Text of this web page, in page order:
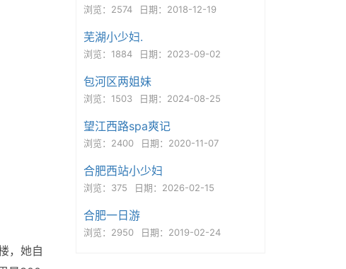
，她自
浏览：2574 日期：2018-12-19
芜湖小少妇.
浏览：1884 日期：2023-09-02
包河区两姐妹
浏览：1503 日期：2024-08-25
望江西路spa爽记
浏览：2400 日期：2020-11-07
合肥西站小少妇
浏览：375 日期：2026-02-15
合肥一日游
浏览：2950 日期：2019-02-24